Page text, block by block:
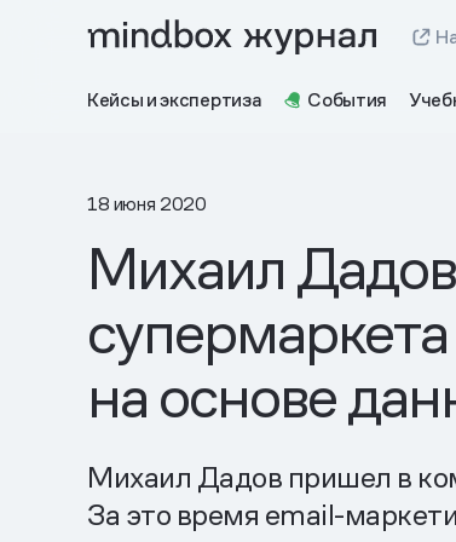
Кейсы и экспертиза События
18 июня 2020
Михаил
на основе
Михаил Дадов пришел в
За это время email-